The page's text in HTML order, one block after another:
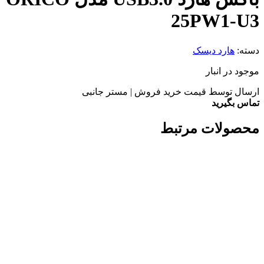
25PW1-U3
دسته: هارد دیسک
موجود در انبار
ارسال توسط قیمت خرید فروش | مستر جانبی
تماس بگیرید
محصولات مرتبط